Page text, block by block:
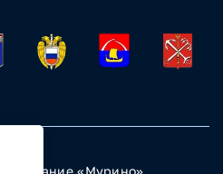
«Мурино»